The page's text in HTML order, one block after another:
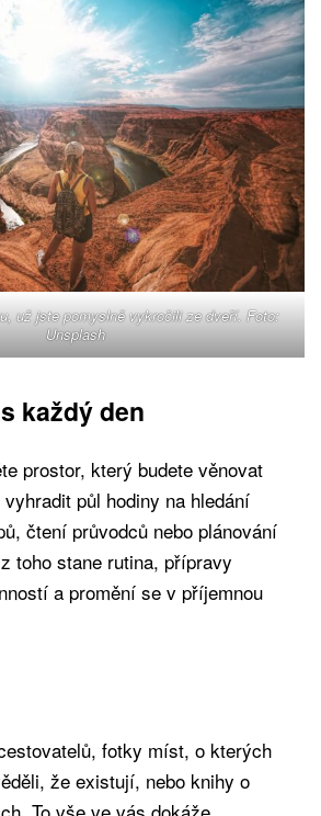
už jste pomyslně vykročili ze dveří. Foto:
Unsplash
každý den
prostor, který budete věnovat
půl hodiny na hledání
čtení průvodců nebo plánování
toho stane rutina, přípravy
a promění se v příjemnou
fotky míst, o kterých
že existují, nebo knihy o